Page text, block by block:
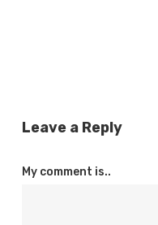
Leave a Reply
My comment is..